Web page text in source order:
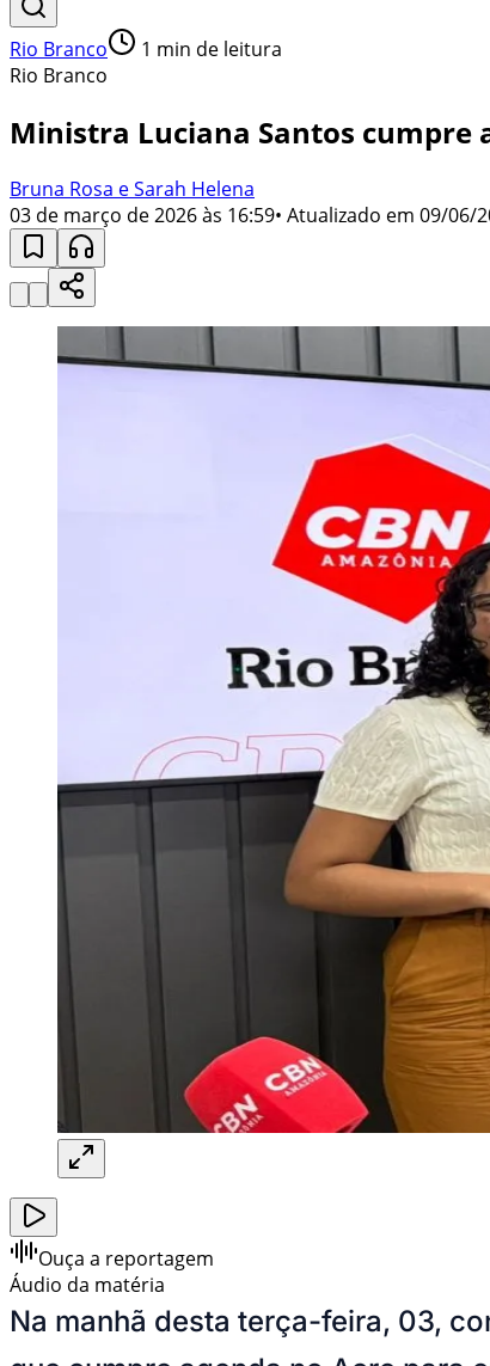
Rio Branco 1 min de leitura
Rio Branco
Ministra Luciana Santos cumpre
Bruna Rosa e Sarah Helena
03 de março de 2026 às 16:59• Atualizado em 09/06/
Ouça a reportagem
Áudio da matéria
Na manhã desta terça-feira, 03,